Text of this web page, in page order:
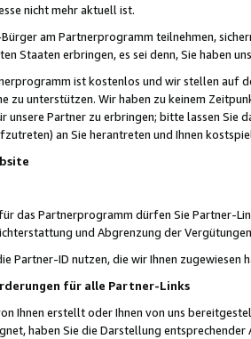
nicht mehr aktuell ist.
am Partnerprogramm teilnehmen,
Staaten erbringen, es sei denn, Sie haben
ist kostenlos und wir stellen auf
zu unterstützen. Wir haben zu keinem
unsere Partner zu erbringen; bitte lassen Sie
an Sie herantreten und Ihnen
das Partnerprogramm dürfen Sie Partner-
und Abgrenzung der
Partner-ID nutzen, die wir Ihnen zugewiesen
für alle Partner-Links
Ihnen erstellt oder Ihnen von uns
haben Sie die Darstellung